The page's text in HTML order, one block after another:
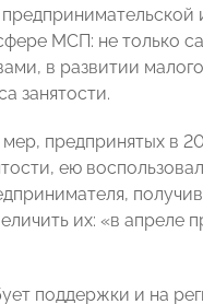
МСП: не только
в развитии
занятости.
предпринятых в
ею
их: «в апреле
поддержки и на